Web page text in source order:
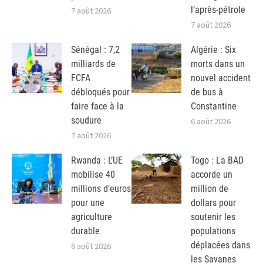
7 août 2026
l’après-pétrole
7 août 2026
Sénégal : 7,2
milliards de
FCFA
débloqués pour
faire face à la
soudure
7 août 2026
Algérie : Six
morts dans un
nouvel accident
de bus à
Constantine
6 août 2026
Rwanda : L’UE
mobilise 40
millions d’euros
pour une
agriculture
durable
6 août 2026
Togo : La BAD
accorde un
million de
dollars pour
soutenir les
populations
déplacées dans
les Savanes